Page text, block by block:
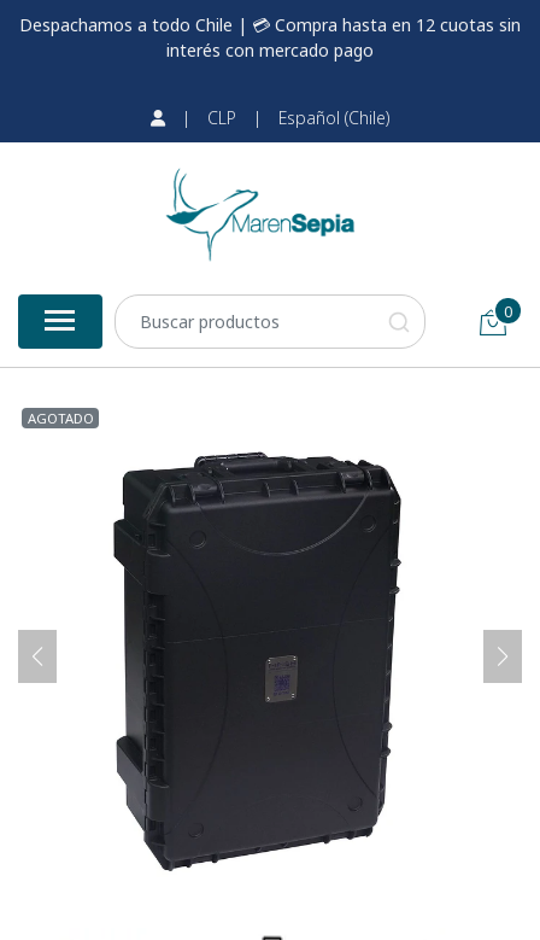
Despachamos a todo Chile | 💳 Compra hasta en 12 cuotas sin
interés con mercado pago
| CLP | Español (Chile)
0
AGOTADO